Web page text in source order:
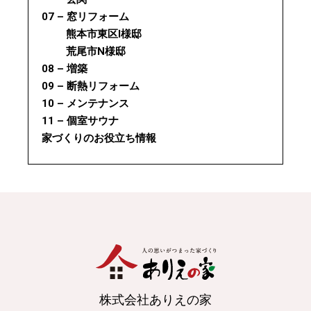
07 – 窓リフォーム
熊本市東区I様邸
荒尾市N様邸
08 – 増築
09 – 断熱リフォーム
10 – メンテナンス
11 – 個室サウナ
家づくりのお役立ち情報
株式会社ありえの家